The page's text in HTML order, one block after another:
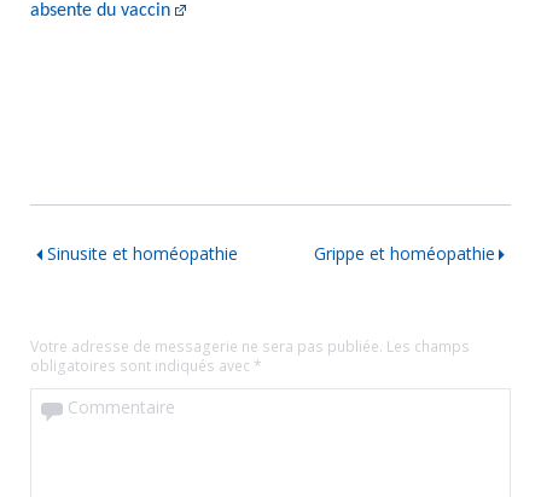
absente du vaccin
Sinusite et homéopathie Grippe et homéopathie
Votre adresse de messagerie ne sera pas publiée. Les champs
obligatoires sont indiqués avec *
Commentaire